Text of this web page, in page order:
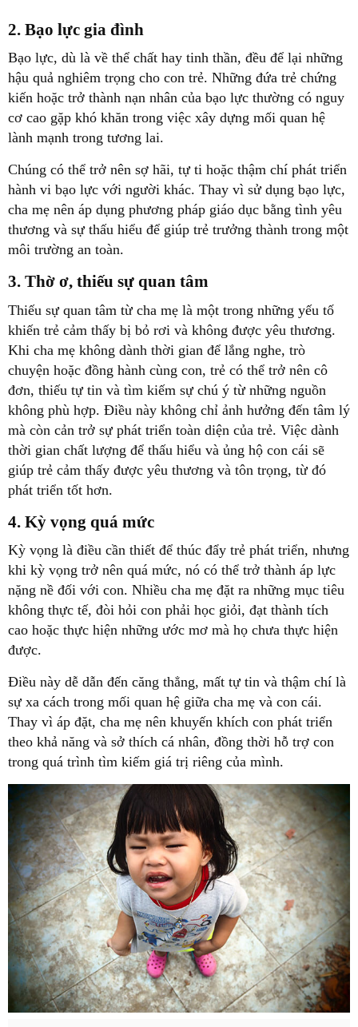
2. Bạo lực gia đình
Bạo lực, dù là về thể chất hay tinh thần, đều để lại những
hậu quả nghiêm trọng cho con trẻ. Những đứa trẻ chứng
kiến hoặc trở thành nạn nhân của bạo lực thường có nguy
cơ cao gặp khó khăn trong việc xây dựng mối quan hệ
lành mạnh trong tương lai.
Chúng có thể trở nên sợ hãi, tự ti hoặc thậm chí phát triển
hành vi bạo lực với người khác. Thay vì sử dụng bạo lực,
cha mẹ nên áp dụng phương pháp giáo dục bằng tình yêu
thương và sự thấu hiểu để giúp trẻ trưởng thành trong một
môi trường an toàn.
3. Thờ ơ, thiếu sự quan tâm
Thiếu sự quan tâm từ cha mẹ là một trong những yếu tố
khiến trẻ cảm thấy bị bỏ rơi và không được yêu thương.
Khi cha mẹ không dành thời gian để lắng nghe, trò
chuyện hoặc đồng hành cùng con, trẻ có thể trở nên cô
đơn, thiếu tự tin và tìm kiếm sự chú ý từ những nguồn
không phù hợp. Điều này không chỉ ảnh hưởng đến tâm lý
mà còn cản trở sự phát triển toàn diện của trẻ. Việc dành
thời gian chất lượng để thấu hiểu và ủng hộ con cái sẽ
giúp trẻ cảm thấy được yêu thương và tôn trọng, từ đó
phát triển tốt hơn.
4. Kỳ vọng quá mức
Kỳ vọng là điều cần thiết để thúc đẩy trẻ phát triển, nhưng
khi kỳ vọng trở nên quá mức, nó có thể trở thành áp lực
nặng nề đối với con. Nhiều cha mẹ đặt ra những mục tiêu
không thực tế, đòi hỏi con phải học giỏi, đạt thành tích
cao hoặc thực hiện những ước mơ mà họ chưa thực hiện
được.
Điều này dễ dẫn đến căng thẳng, mất tự tin và thậm chí là
sự xa cách trong mối quan hệ giữa cha mẹ và con cái.
Thay vì áp đặt, cha mẹ nên khuyến khích con phát triển
theo khả năng và sở thích cá nhân, đồng thời hỗ trợ con
trong quá trình tìm kiếm giá trị riêng của mình.